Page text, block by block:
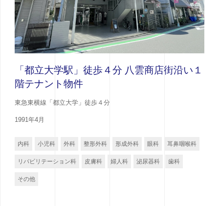
「都立大学駅」徒歩４分 八雲商店街沿い１
階テナント物件
東急東横線「都立大学」徒歩４分
1991年4月
内科 小児科 外科 整形外科 形成外科 眼科 耳鼻咽喉科
リバビリテーション科 皮膚科 婦人科 泌尿器科 歯科
その他